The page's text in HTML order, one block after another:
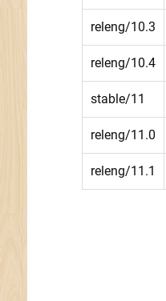
限
releng/10.3
releng/10.4
stable/11
releng/11.0
releng/11.1